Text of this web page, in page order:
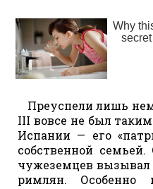
Преуспели лишь
III вовсе не был
Испании — его
собственной
чужеземцев вызывал
римлян. Особенно